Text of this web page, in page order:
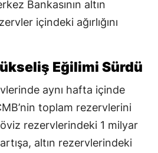
Bankasının altın
içindeki ağırlığını
Eğilimi Sürdü
aynı hafta içinde
toplam rezervlerini
rezervlerindeki 1 milyar
altın rezervlerindeki